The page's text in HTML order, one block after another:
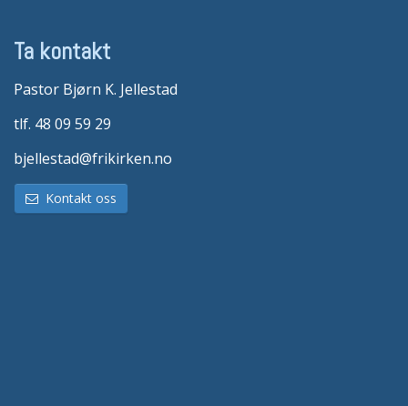
Ta kontakt
Pastor Bjørn K. Jellestad
tlf. 48 09 59 29
bjellestad@frikirken.no
Kontakt oss